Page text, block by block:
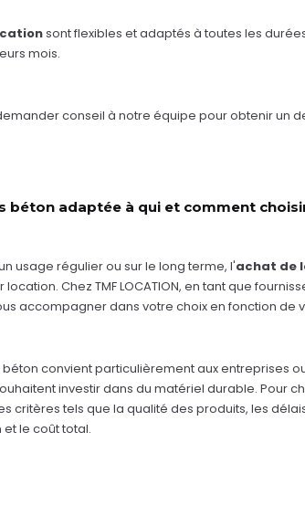
sont flexibles et adaptés à toutes les
mois.
conseil à notre équipe pour obtenir un
béton adaptée à qui et comment
usage régulier ou sur le long terme, l'achat de
Chez TMF LOCATION, en tant que
accompagner dans votre choix en fonction de
béton convient particulièrement aux entreprises
investir dans du matériel durable. Pour
critères tels que la qualité des produits, les
le coût total.